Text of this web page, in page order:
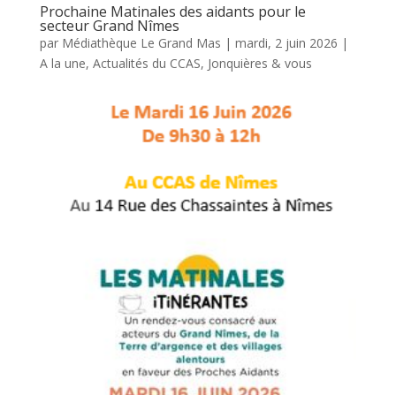
Prochaine Matinales des aidants pour le
secteur Grand Nîmes
par Médiathèque Le Grand Mas | mardi, 2 juin 2026 |
A la une, Actualités du CCAS, Jonquières & vous